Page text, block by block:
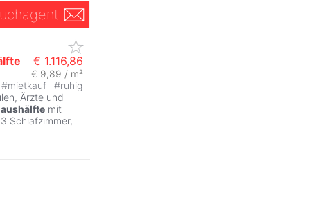
€ 1.116,86
€ 9,89 / m²
#mietkauf #ruhig
Ärzte und
mit
Schlafzimmer,